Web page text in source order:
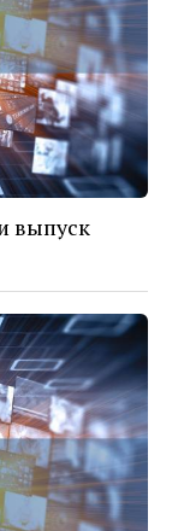
выпуск